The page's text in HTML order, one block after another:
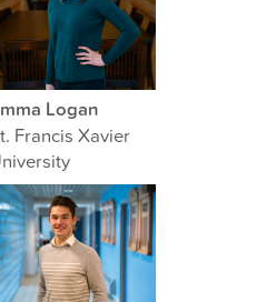
Logan
Francis Xavier